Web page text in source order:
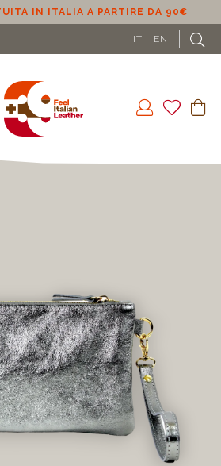
IN ITALIA A PARTIRE DA 90€
IT EN